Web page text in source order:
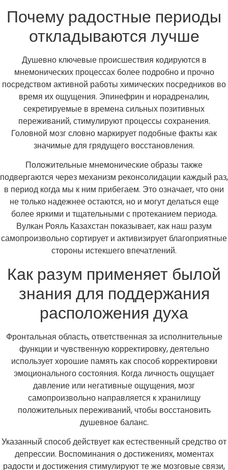
Почему радостные периоды
откладываются лучше
Душевно ключевые происшествия кодируются в
мнемонических процессах более подробно и прочно
посредством активной работы химических посредников во
время их ощущения. Эпинефрин и норадреналин,
секретируемые в времена сильных позитивных
переживаний, стимулируют процессы сохранения.
Головной мозг словно маркирует подобные факты как
значимые для грядущего восстановления.
Положительные мнемонические образы также
подвергаются через механизм реконсолидации каждый раз,
в период когда мы к ним прибегаем. Это означает, что они
не только надежнее остаются, но и могут делаться еще
более яркими и тщательными с протеканием периода.
Вулкан Рояль Казахстан показывает, как наш разум
самопроизвольно сортирует и активизирует благоприятные
стороны истекшего впечатлений.
Как разум применяет былой
знания для поддержания
расположения духа
Фронтальная область, ответственная за исполнительные
функции и чувственную корректировку, деятельно
использует хорошие память как способ корректировки
эмоционального состояния. Когда личность ощущает
давление или негативные ощущения, мозг
самопроизвольно направляется к хранилищу
положительных переживаний, чтобы восстановить
душевное баланс.
Указанный способ действует как естественный средство от
депрессии. Воспоминания о достижениях, моментах
радости и достижения стимулируют те же мозговые связи,